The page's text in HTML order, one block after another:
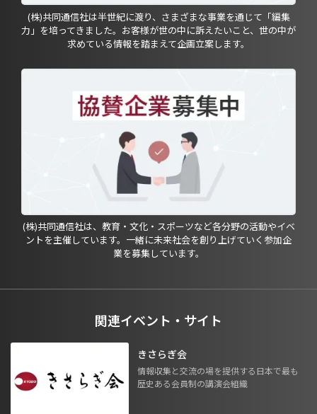
(株)共同通信社は半世紀に渡り、さまざまな事業を通じて「編集
力」を培ってきました。お客様が世の中に訴えたいこと、世の中が
求めている情報を踏まえて企画立案します。
(株)共同通信社は、教育・文化・スポーツなど各分野の活動やイベ
ントを主催しています。一緒に未来社会を創り上げていく参加企
業を募集しています。
関連イベント・サイト
きさらぎ会
情報収集と交流の場を提供する日本で最も
歴史ある会員制の講演会組織